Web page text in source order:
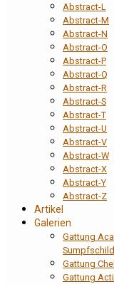
Abstract-L
Abstract-M
Abstract-N
Abstract-O
Abstract-P
Abstract-Q
Abstract-R
Abstract-S
Abstract-T
Abstract-U
Abstract-V
Abstract-W
Abstract-X
Abstract-Y
Abstract-Z
Artikel
Galerien
Gattung
Gattung
Gattung